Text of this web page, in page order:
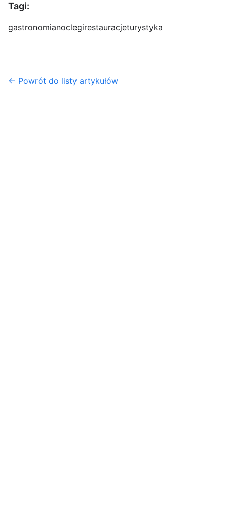
Tagi:
gastronomianoclegirestauracjeturystyka
← Powrót do listy artykułów